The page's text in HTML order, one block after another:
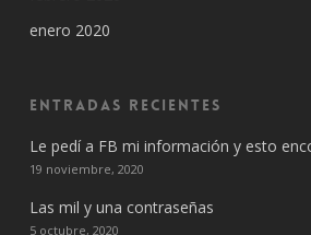
enero 2020
Entradas recientes
Le pedí a FB mi información y esto
19 noviembre, 2020
Las mil y una contraseñas
5 octubre, 2020